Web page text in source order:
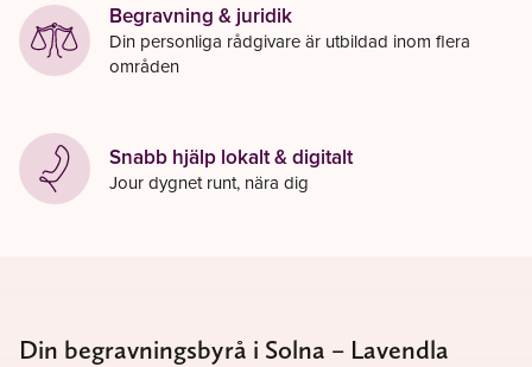
Begravning & juridik
Din personliga rådgivare är utbildad inom flera
områden
Snabb hjälp lokalt & digitalt
Jour dygnet runt, nära dig
Din begravningsbyrå i Solna – Lavendla